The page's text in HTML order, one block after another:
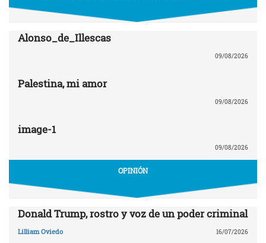
Alonso_de_Illescas
09/08/2026
Palestina, mi amor
09/08/2026
image-1
09/08/2026
OPINIÓN
Donald Trump, rostro y voz de un poder criminal
Lilliam Oviedo 16/07/2026